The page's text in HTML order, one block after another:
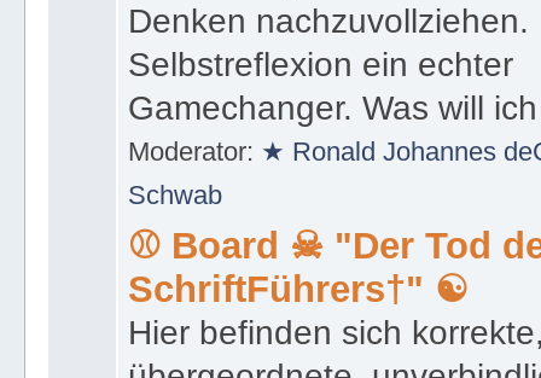
Denken nachzuvollziehen.
Selbstreflexion ein echter
Gamechanger. Was will
Moderator: ★ Ronald Johannes
Schwab
⚾ Board ☠ "Der Tod
SchriftFührers†" ☯
Hier befinden sich